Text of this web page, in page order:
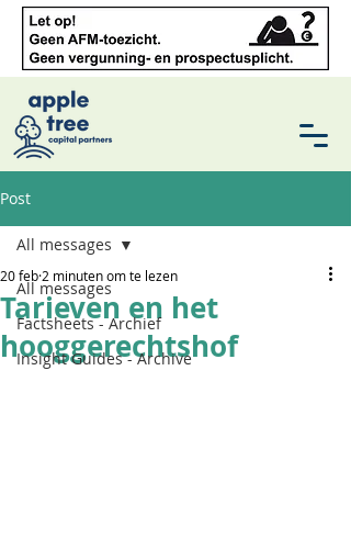
Post
All messages
Factsheets - Archief
Insight Guides - Archive
All messages
Tarieven en het
hooggerechtshof
20 feb 2 minuten om te lezen